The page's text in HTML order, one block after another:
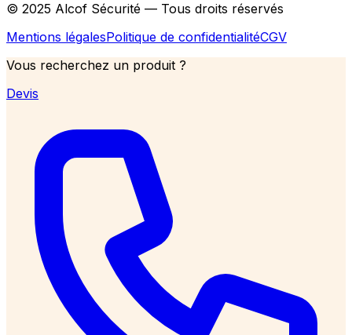
© 2025 Alcof Sécurité — Tous droits réservés
Mentions légalesPolitique de confidentialitéCGV
Vous recherchez un produit ?
Devis